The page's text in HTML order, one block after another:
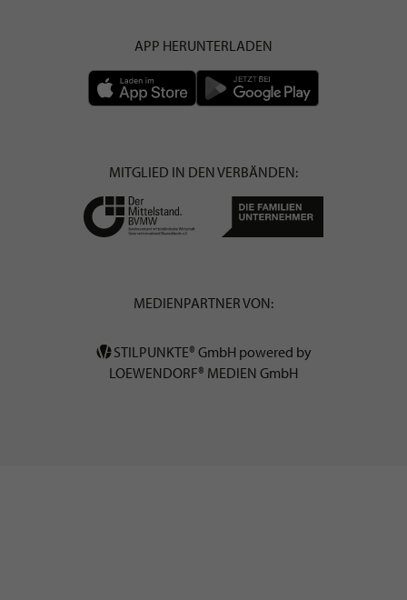
APP HERUNTERLADEN
MITGLIED IN DEN VERBÄNDEN:
MEDIENPARTNER VON:
STILPUNKTE® GmbH powered by
LOEWENDORF® MEDIEN GmbH